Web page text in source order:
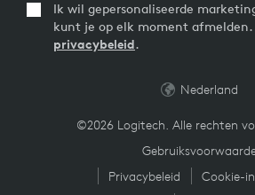
Ik wil gepersonaliseerde
kunt je op elk moment afmelden.
privacybeleid.
©2026 Logitech. Alle rechten
Privacybeleid
Cookie-
Nederland